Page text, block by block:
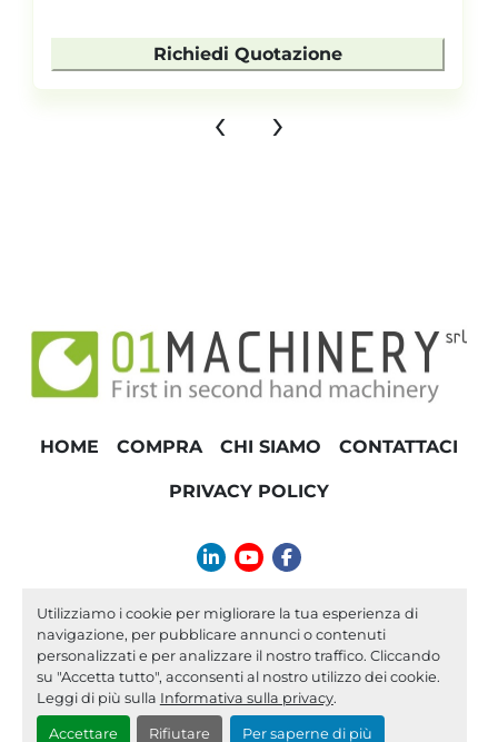
Utilizziamo i cookie per migliorare la tua esperienza di
navigazione, per pubblicare annunci o contenuti
personalizzati e per analizzare il nostro traffico. Cliccando
su "Accetta tutto", acconsenti al nostro utilizzo dei cookie.
Leggi di più sulla Informativa sulla privacy.
Accettare Rifiutare Per saperne di più
Richiedi Quotazione
‹ ›
HOME COMPRA CHI SIAMO CONTATTACI
PRIVACY POLICY
linkedinyoutubefacebook
info@01machinery.com
Machinio Systemsito web diMachinio
Personalizza le preferenze sui Cookies